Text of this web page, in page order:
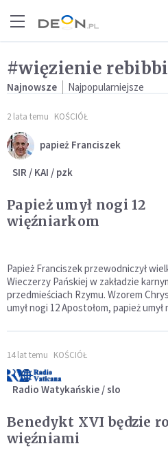
#więzienie
Najnowsze Najpopularniejsze
2 lata temu KOŚCIÓŁ
papież Franciszek
SIR / KAI / pzk
Papież umył nogi 12
więźniarkom
Papież Franciszek przewodniczył
Wieczerzy Pańskiej w zakładzie
przedmieściach Rzymu. Wzorem
umył nogi 12 Apostołom, papież
14 lat temu KOŚCIÓŁ
Radio Watykańskie / slo
Benedykt XVI będzie
więźniami